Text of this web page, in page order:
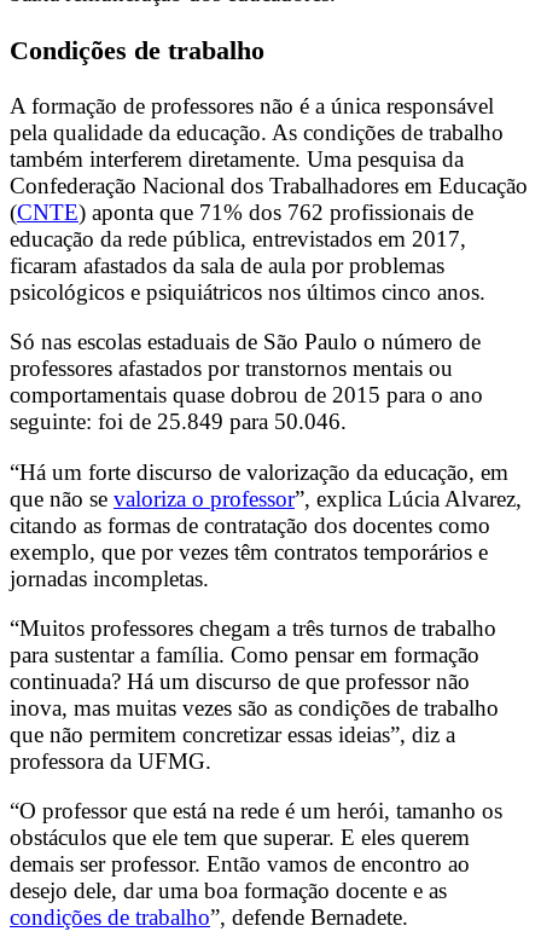
Condições de trabalho
A formação de professores não é a única responsável
pela qualidade da educação. As condições de trabalho
também interferem diretamente. Uma pesquisa da
Confederação Nacional dos Trabalhadores em Educação
(CNTE) aponta que 71% dos 762 profissionais de
educação da rede pública, entrevistados em 2017,
ficaram afastados da sala de aula por problemas
psicológicos e psiquiátricos nos últimos cinco anos.
Só nas escolas estaduais de São Paulo o número de
professores afastados por transtornos mentais ou
comportamentais quase dobrou de 2015 para o ano
seguinte: foi de 25.849 para 50.046.
“Há um forte discurso de valorização da educação, em
que não se valoriza o professor”, explica Lúcia Alvarez,
citando as formas de contratação dos docentes como
exemplo, que por vezes têm contratos temporários e
jornadas incompletas.
“Muitos professores chegam a três turnos de trabalho
para sustentar a família. Como pensar em formação
continuada? Há um discurso de que professor não
inova, mas muitas vezes são as condições de trabalho
que não permitem concretizar essas ideias”, diz a
professora da UFMG.
“O professor que está na rede é um herói, tamanho os
obstáculos que ele tem que superar. E eles querem
demais ser professor. Então vamos de encontro ao
desejo dele, dar uma boa formação docente e as
condições de trabalho”, defende Bernadete.